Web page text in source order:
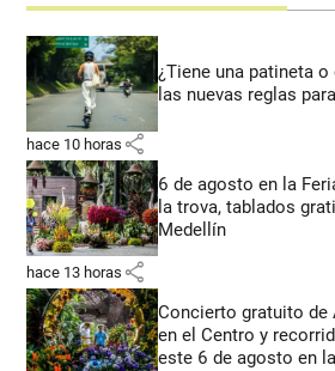
¿Tiene una patineta
las nuevas reglas
hace 10 horas share
6 de agosto en la
la trova, tablados
Medellín
hace 13 horas share
Concierto gratuito de
en el Centro y
este 6 de agosto en